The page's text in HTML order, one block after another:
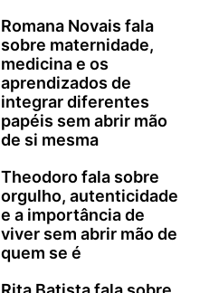
Romana Novais fala
sobre maternidade,
medicina e os
aprendizados de
integrar diferentes
papéis sem abrir mão
de si mesma
Theodoro fala sobre
orgulho, autenticidade
e a importância de
viver sem abrir mão de
quem se é